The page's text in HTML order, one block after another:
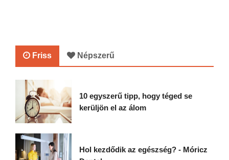
Friss Népszerű
10 egyszerű tipp, hogy téged se
kerüljön el az álom
Hol kezdődik az egészség? - Móricz